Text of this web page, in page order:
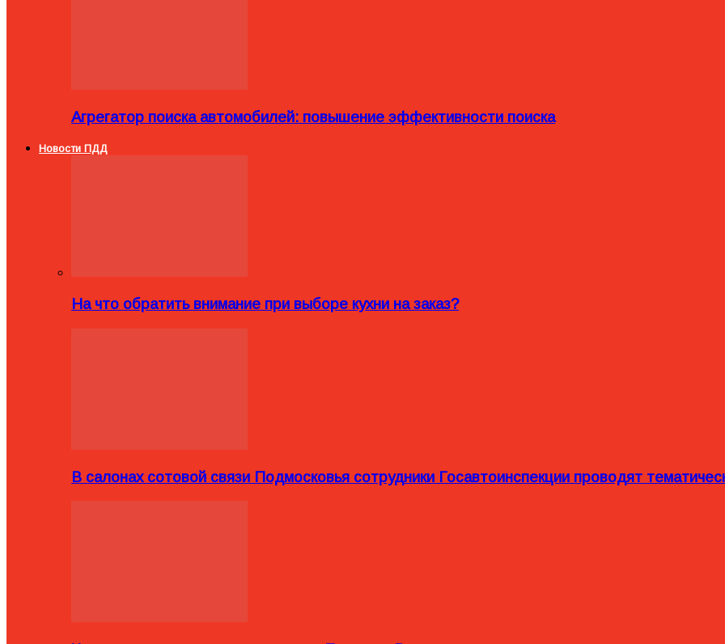
Агрегатор поиска автомобилей: повышение эффективности поиска
Новости ПДД
На что обратить внимание при выборе кухни на заказ?
В салонах сотовой связи Подмосковья сотрудники Госавтоинспекции проводят